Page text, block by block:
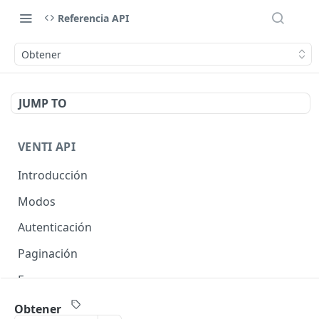
Referencia API
Obtener
JUMP TO
VENTI API
Introducción
Modos
Autenticación
Paginación
Errores
Expansión de objetos
Obtener